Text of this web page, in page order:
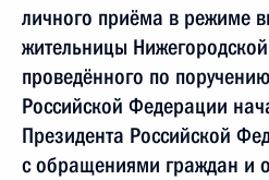
личного приёма в режиме
жительницы
проведённого по
Российской Федерации
Президента Российской
с обращениями граждан и